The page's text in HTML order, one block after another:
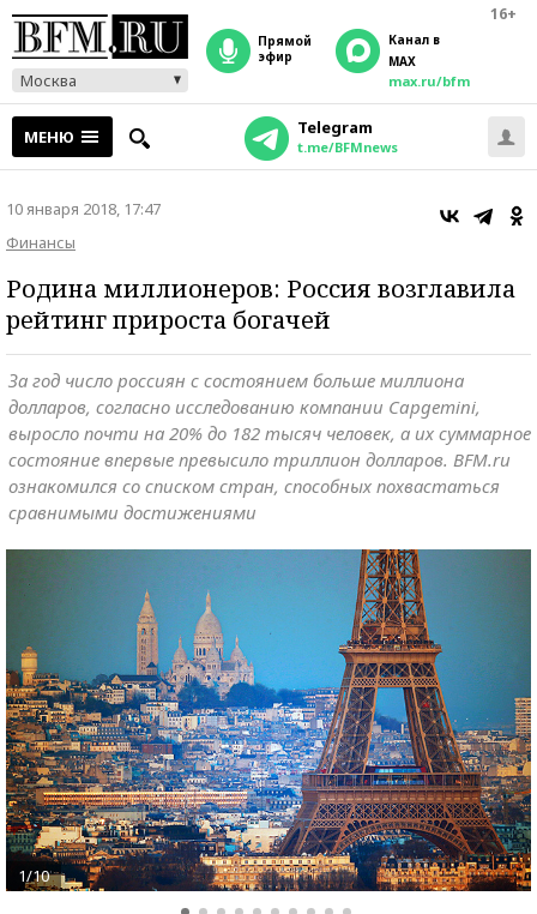
16+
Москва
прямой
эфир
Канал в
MAX
max.ru/bfm
МЕНЮ Telegram
t.me/BFMnews
10 января 2018, 17:47
Финансы
Родина миллионеров: Россия возглавила
рейтинг прироста богачей
За год число россиян с состоянием больше миллиона
долларов, согласно исследованию компании Capgemini,
выросло почти на 20% до 182 тысяч человек, а их суммарное
состояние впервые превысило триллион долларов. BFM.ru
ознакомился со списком стран, способных похвастаться
сравнимыми достижениями
1/10